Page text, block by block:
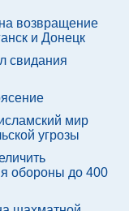
возвращение
и Донецк
свидания
мир
угрозы
обороны до 400